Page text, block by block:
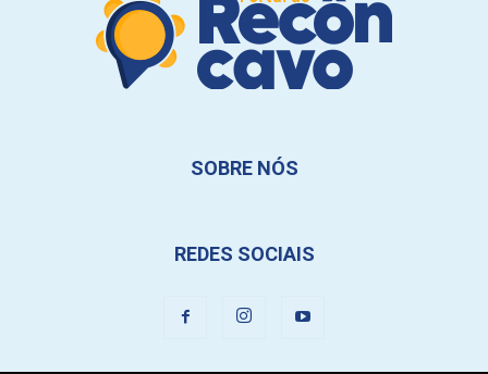
SOBRE NÓS
REDES SOCIAIS